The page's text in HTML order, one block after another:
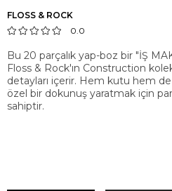
FLOSS & ROCK
0.0
Bu 20 parçalık yap-boz bir "İŞ
Floss & Rock'ın Construction
detayları içerir. Hem kutu hem
özel bir dokunuş yaratmak için
sahiptir.